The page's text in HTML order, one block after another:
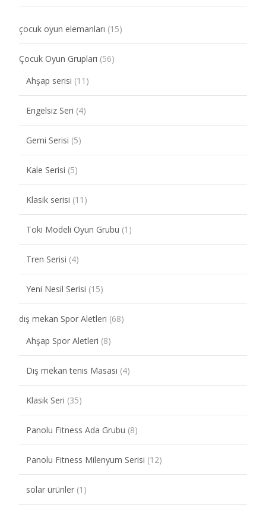
çocuk oyun elemanları (15)
Çocuk Oyun Grupları (56)
Ahşap serisi (11)
Engelsiz Seri (4)
Gemi Serisi (5)
Kale Serisi (5)
Klasik serisi (11)
Toki Modeli Oyun Grubu (1)
Tren Serisi (4)
Yeni Nesil Serisi (15)
dış mekan Spor Aletleri (68)
Ahşap Spor Aletleri (8)
Dış mekan tenis Masası (4)
Klasik Seri (35)
Panolu Fitness Ada Grubu (8)
Panolu Fitness Milenyum Serisi (12)
solar ürünler (1)